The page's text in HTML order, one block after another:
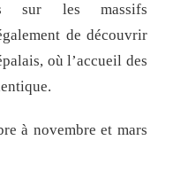
sur les massifs
de découvrir
où l’accueil des
à novembre et mars